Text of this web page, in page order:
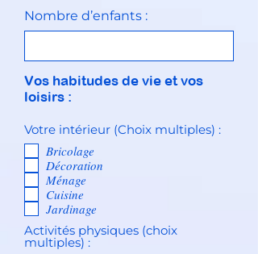
Nombre d’enfants :
Vos habitudes de vie et vos
loisirs :
Votre intérieur (Choix multiples) :
Bricolage
Décoration
Ménage
Cuisine
Jardinage
Activités physiques (choix
multiples) :